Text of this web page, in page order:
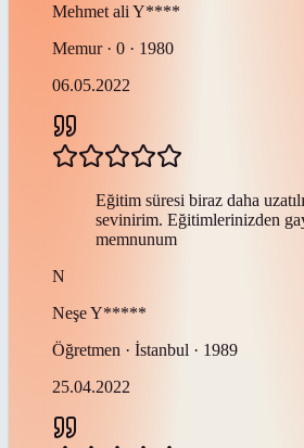
Mehmet ali Y****
Memur · 0 · 1980
06.05.2022
Eğitim süresi biraz daha
sevinirim. Eğitimlerinizden
memnunum
N
NeşeY*****
Öğretmen · İstanbul · 1989
25.04.2022